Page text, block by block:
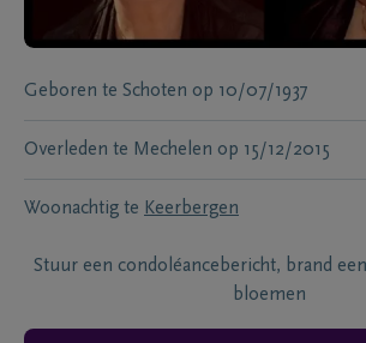
Geboren te Schoten op 10/07/1937
Overleden te Mechelen op 15/12/2015
Woonachtig te Keerbergen
Stuur een condoléancebericht, brand
bloemen